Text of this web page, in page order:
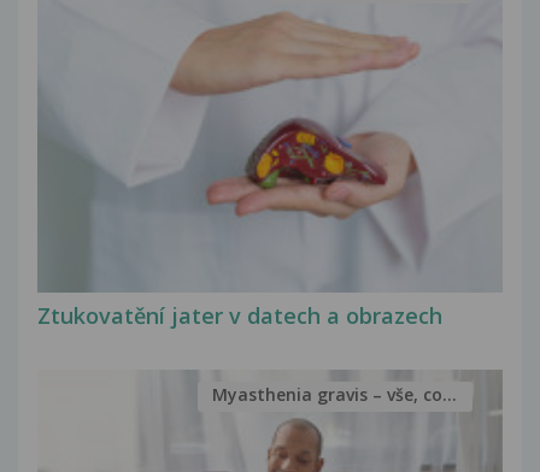
Ztukovatění jater v datech a obrazech
Myasthenia gravis – vše, co...